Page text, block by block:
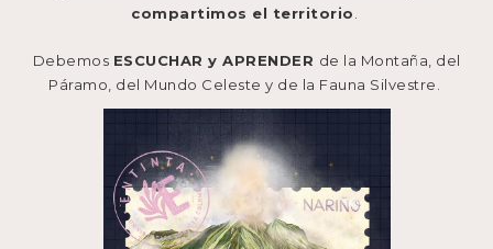
compartimos el territorio.
Debemos ESCUCHAR y APRENDER de la Montaña, del
Páramo, del Mundo Celeste y de la Fauna Silvestre.